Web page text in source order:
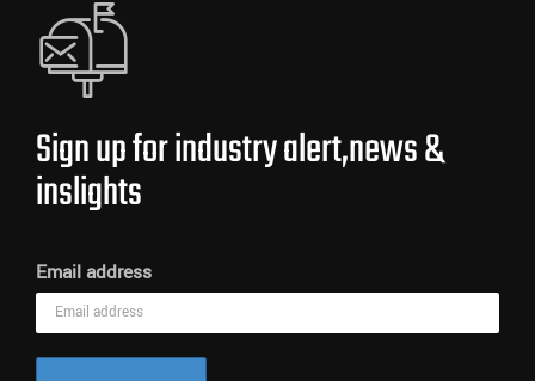
Sign up for industry alert,news &
inslights
Email address